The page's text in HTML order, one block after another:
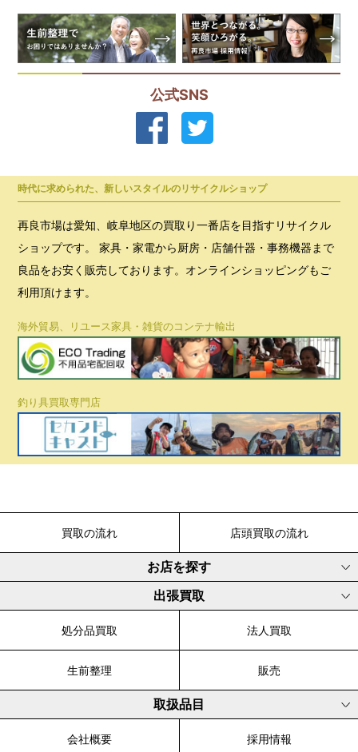
公式SNS
時代に求められた、新しいスタイルのリサイクルショップ
再良市場は愛知、岐阜地区の買取り一番店を目指すリサイクル
ショップです。 家具・家電から厨房・店舗什器・事務機器まで
良品をお安く販売しております。オンラインショッピングもご
利用頂けます。
海外貿易、リユース家具・雑貨のコンテナ輸出
釣り具買取専門店
買取の流れ 店頭買取の流れ
お店を探す
出張買取
処分品買取 法人買取
生前整理 販売
取扱品目
会社概要 採用情報